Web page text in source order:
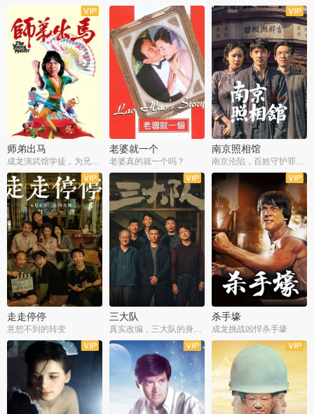
师弟出马
成龙演武馆学徒，为兄搏命战黑道
老婆就一个
老婆真的就一个吗？
南京照相馆
南京沦陷，百姓守护罪证底片
走走停停
意想不到的转变
三大队 杀手壕
成龙挑战凶悍杀手壕